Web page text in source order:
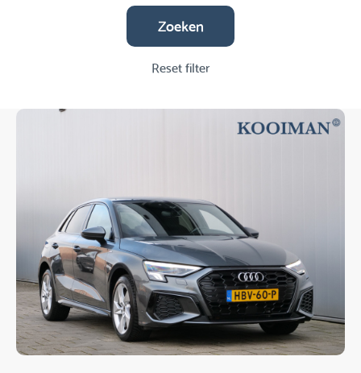
Zoeken
Reset filter